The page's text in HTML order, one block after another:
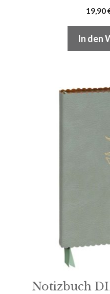
19,90
In den
Notizbuch